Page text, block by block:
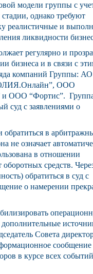
модели группы с
однако требуют
реалистичные и
ликвидности
регулярно и
бизнеса и в связи с
компаний Группы: АО
ООО
“Фортис”.
суд с заявлениями о
в
не означает
в отношении
средств.
обратиться в суд с
о намерении
Совета
сообщение
в курсе всех событий